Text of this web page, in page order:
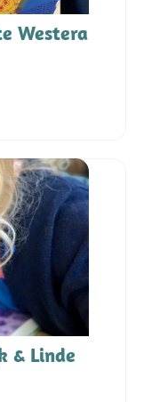
Westera
& Linde